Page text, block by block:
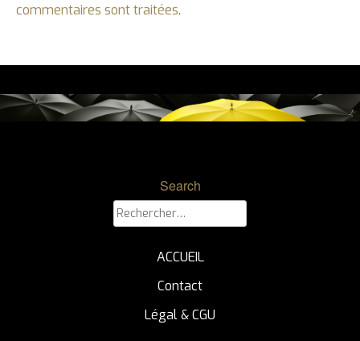
commentaires sont traitées.
Search
Rechercher :
ACCUEIL
Contact
Légal & CGU